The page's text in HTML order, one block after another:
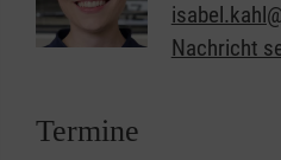
Nachricht
Termine